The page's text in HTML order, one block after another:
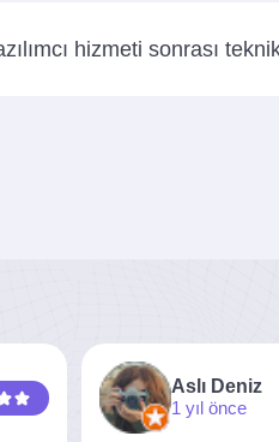
hizmeti sonrası
Aslı Deniz
1 yıl önce